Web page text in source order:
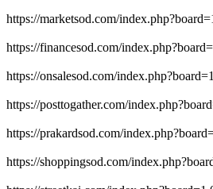
https://marketsod.com/
https://financesod.com/
https://onsalesod.com/
https://posttogather.com/
https://prakardsod.com/
https://shoppingsod.com/